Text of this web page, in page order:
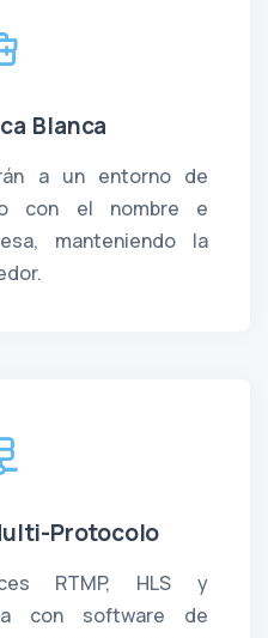
Blanca
a un entorno de
con el nombre e
manteniendo la
Protocolo
RTMP, HLS y
con software de